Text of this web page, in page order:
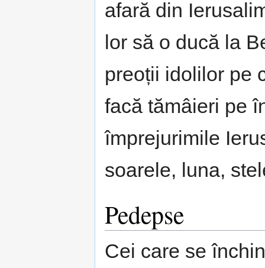
afară din
lor să o ducă la
preoții idolilor pe
facă tămâieri pe
împrejurimile
soarele, luna,
Pedepse
Cei care se